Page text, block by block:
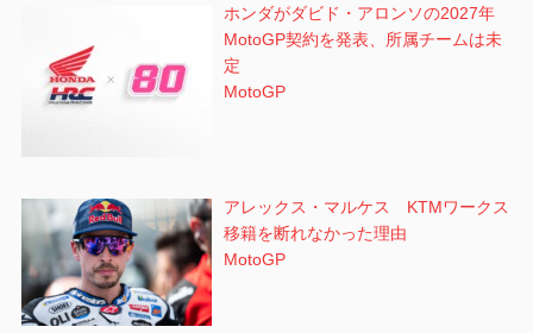
ホンダがダビド・アロンソの2027年
MotoGP契約を発表、所属チームは未
定
MotoGP
アレックス・マルケス KTMワークス
移籍を断れなかった理由
MotoGP